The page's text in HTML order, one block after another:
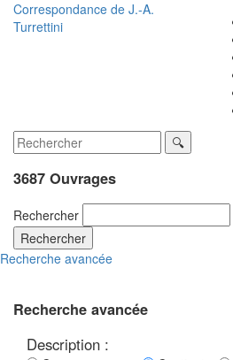
Correspondance de J.-A.
Turrettini
3687 Ouvrages
Rechercher
Rechercher
Recherche avancée
Recherche avancée
Description :